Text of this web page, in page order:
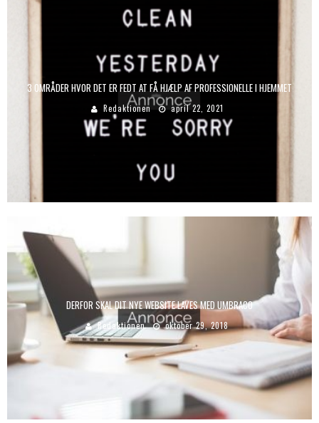
3 OMRÅDER HVOR DET ER FEDT AT FÅ HJÆLP AF PROFESSIONELLE I HJEMMET
Redaktionen april 22, 2021
DERFOR SKAL DIT NYE WEBSITE LAVES MED UMBRACO
Redaktionen oktober 29, 2018